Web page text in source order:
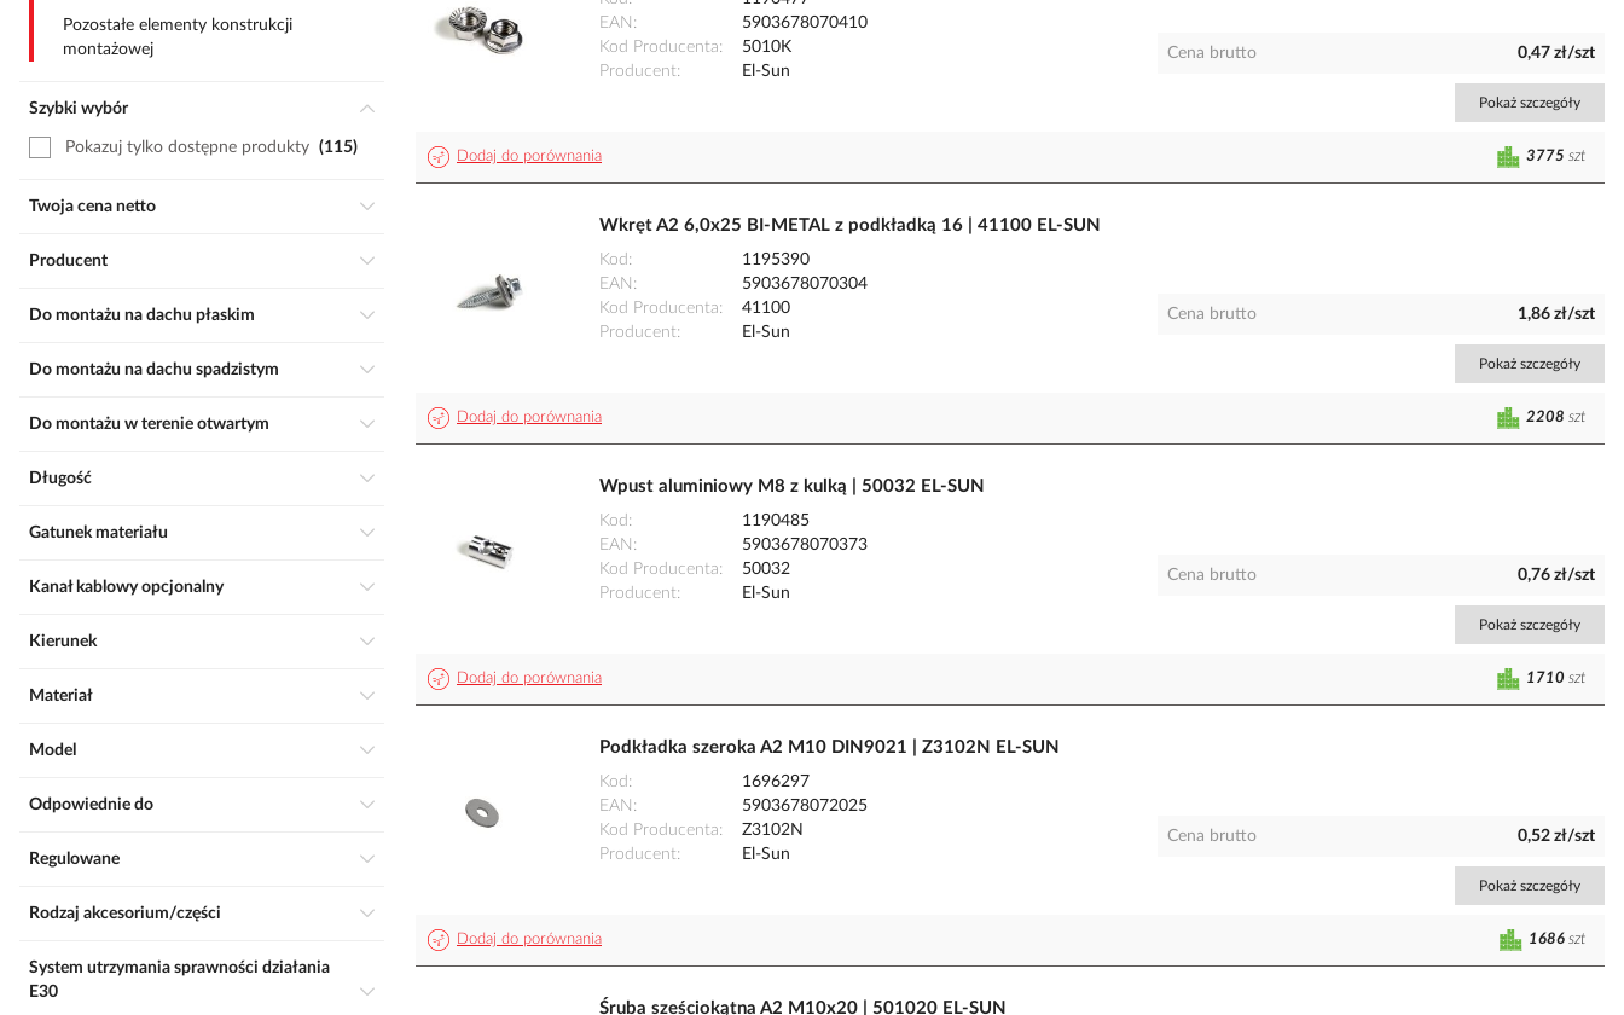
EAN
5903678070410
Kod Producenta
5010K
Producent
El-Sun
Cena brutto 0,47 zł/szt
Pokaż szczegóły
Dodaj do porównania 3775 szt
Wkręt A2 6,0x25 BI-METAL z podkładką 16 | 41100 EL-SUN
Kod
1195390
EAN
5903678070304
Kod Producenta
41100
Producent
El-Sun
Cena brutto 1,86 zł/szt
Pokaż szczegóły
Dodaj do porównania 2208 szt
Wpust aluminiowy M8 z kulką | 50032 EL-SUN
Kod
1190485
EAN
5903678070373
Kod Producenta
50032
Producent
El-Sun
Cena brutto 0,76 zł/szt
Pokaż szczegóły
Dodaj do porównania 1710 szt
Podkładka szeroka A2 M10 DIN9021 | Z3102N EL-SUN
Kod
1696297
EAN
5903678072025
Kod Producenta
Z3102N
Producent
El-Sun
Cena brutto 0,52 zł/szt
Pokaż szczegóły
Dodaj do porównania 1686 szt
Śruba sześciokątna A2 M10x20 | 501020 EL-SUN
Pozostałe elementy konstrukcji
montażowej
Szybki wybór
Pokazuj tylko dostępne produkty 115
Twoja cena netto
Producent
Do montażu na dachu płaskim
Do montażu na dachu spadzistym
Do montażu w terenie otwartym
Długość
Gatunek materiału
Kanał kablowy opcjonalny
Kierunek
Materiał
Model
Odpowiednie do
Regulowane
Rodzaj akcesorium/części
System utrzymania sprawności działania
E30